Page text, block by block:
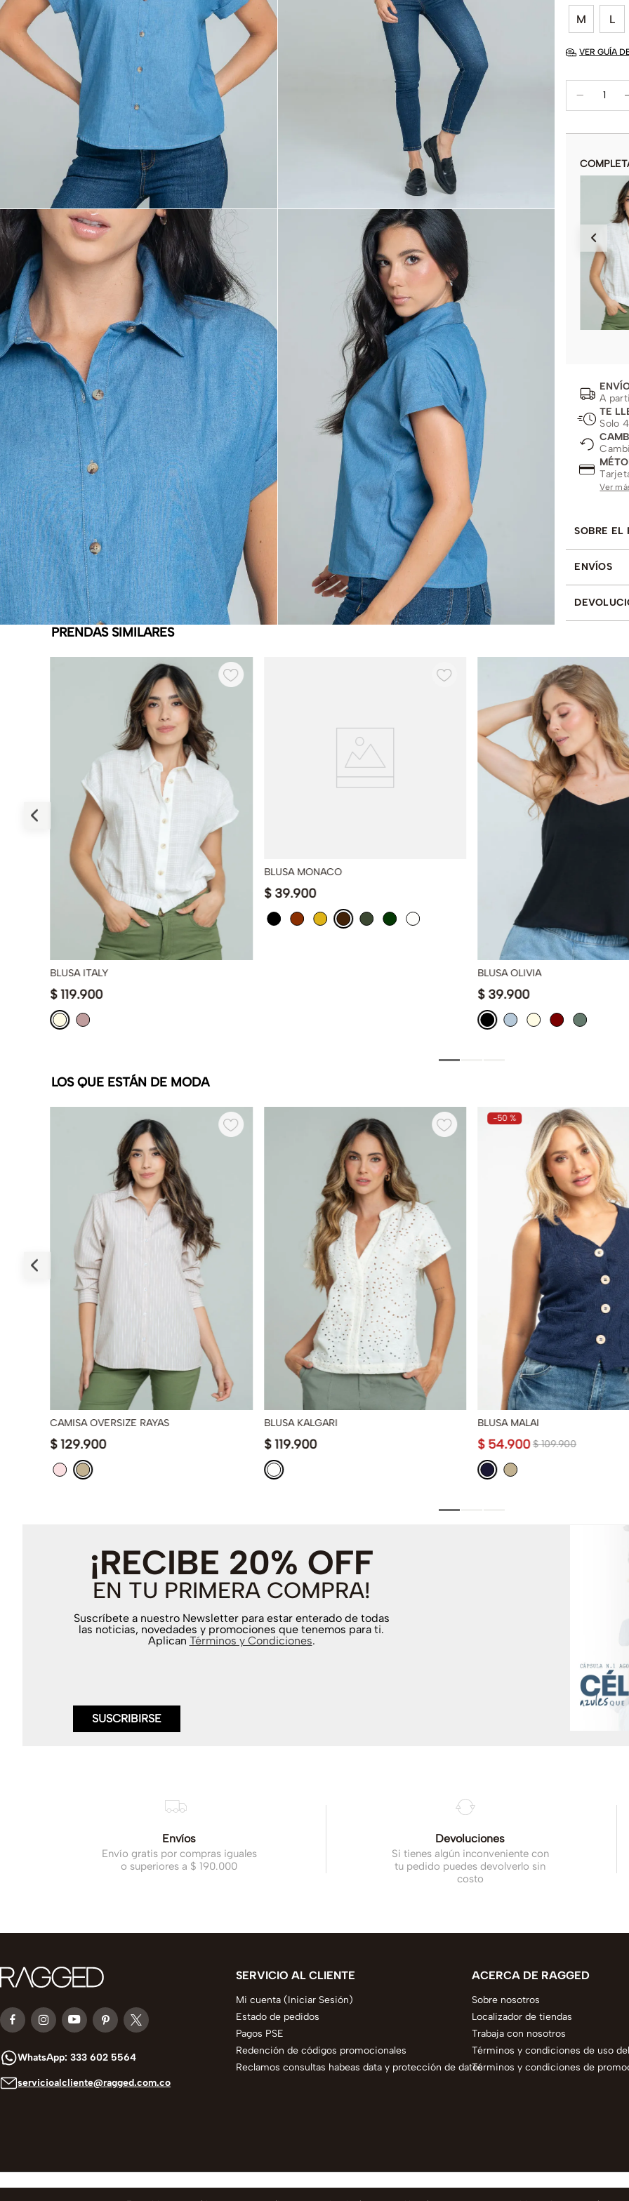
M L
VER GUÍA
BLUSA CHRISSY
AÑADIR
A
TE
Solo
Ver
SOBRE EL
ENVÍOS
PRENDAS SIMILARES
BLUSA ITALY
$ 119.900
BLUSA MONACO
$ 39.900
BLUSA OLIVIA
$ 39.900
LOS QUE ESTÁN DE MODA
CAMISA OVERSIZE RAYAS
$ 129.900
BLUSA KALGARI
$ 119.900
-50 %
BLUSA MALAI
$ 109.900
$ 54.900
¡RECIBE 20% OFF
EN TU PRIMERA COMPRA!
Suscríbete a nuestro Newsletter para estar enterado de todas
las noticias, novedades y promociones que tenemos para ti.
Aplican Términos y Condiciones.
SUSCRIBIRSE
Envíos
Envío gratis por compras iguales
o superiores a $ 190.000
Devoluciones
Si tienes algún inconveniente con
tu pedido puedes devolverlo sin
costo
WhatsApp: 333 602 5564
servicioalcliente@ragged.com.co
SERVICIO AL CLIENTE
Mi cuenta (Iniciar Sesión)
Estado de pedidos
Pagos PSE
Redención de códigos promocionales
Reclamos consultas habeas data y protección de datos
ACERCA DE RAGGED
Sobre nosotros
Localizador de tiendas
Trabaja con nosotros
Términos y condiciones de uso
Términos y condiciones de